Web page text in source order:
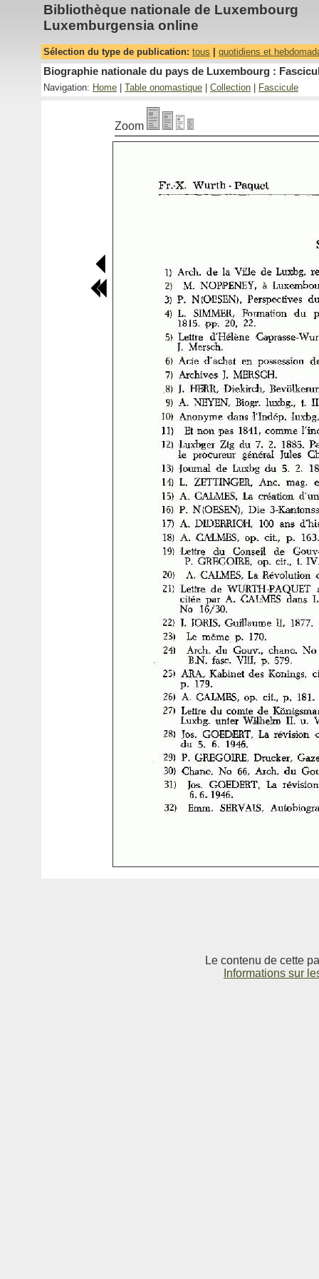
Bibliothèque nationale de Luxembourg
Luxemburgensia online
Sélection du type de publication: tous quotidiens et
Biographie nationale du pays de Luxembourg :
Navigation: Home Table onomastique Collection Fascicule
Zoom
Le contenu de cette
Informations sur